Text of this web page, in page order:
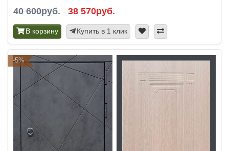
40 600руб. 38 570руб.
В корзину Купить в 1 клик
-5%